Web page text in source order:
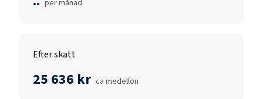
per månad
Efter skatt
25 636 kr ca medellön